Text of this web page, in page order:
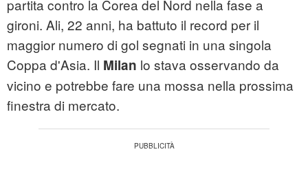
partita contro la Corea del Nord nella fase a
gironi. Ali, 22 anni, ha battuto il record per il
maggior numero di gol segnati in una singola
Coppa d'Asia. Il Milan lo stava osservando da
vicino e potrebbe fare una mossa nella prossima
finestra di mercato.